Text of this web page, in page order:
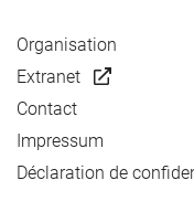
Organisation
Extranet
Contact
Impressum
Déclaration de